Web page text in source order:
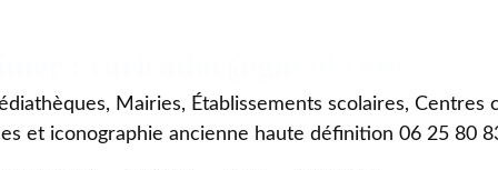
Mairies, Établissements scolaires, Centres
et iconographie ancienne haute définition 06 25 80